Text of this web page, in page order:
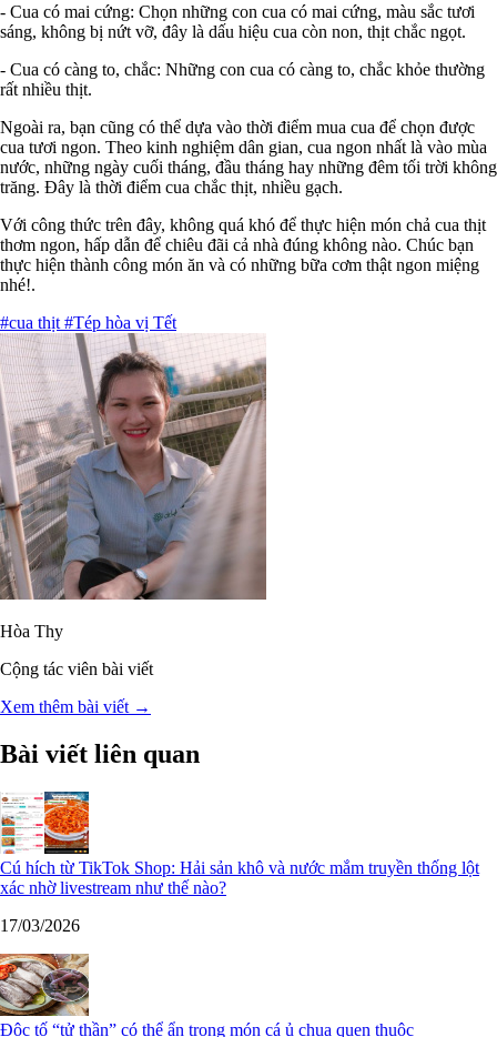
- Cua có mai cứng: Chọn những con cua có mai cứng, màu sắc tươi
sáng, không bị nứt vỡ, đây là dấu hiệu cua còn non, thịt chắc ngọt.
- Cua có càng to, chắc: Những con cua có càng to, chắc khỏe thường
rất nhiều thịt.
Ngoài ra, bạn cũng có thể dựa vào thời điểm mua cua để chọn được
cua tươi ngon. Theo kinh nghiệm dân gian, cua ngon nhất là vào mùa
nước, những ngày cuối tháng, đầu tháng hay những đêm tối trời không
trăng. Đây là thời điểm cua chắc thịt, nhiều gạch.
Với công thức trên đây, không quá khó để thực hiện món chả cua thịt
thơm ngon, hấp dẫn để chiêu đãi cả nhà đúng không nào. Chúc bạn
thực hiện thành công món ăn và có những bữa cơm thật ngon miệng
nhé!.
#cua thịt #Tép hòa vị Tết
Hòa Thy
Cộng tác viên bài viết
Xem thêm bài viết →
Bài viết liên quan
Cú hích từ TikTok Shop: Hải sản khô và nước mắm truyền thống lột
xác nhờ livestream như thế nào?
17/03/2026
Độc tố “tử thần” có thể ẩn trong món cá ủ chua quen thuộc